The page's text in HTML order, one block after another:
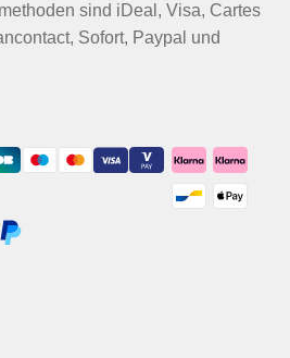
sind iDeal, Visa, Cartes
Sofort, Paypal und